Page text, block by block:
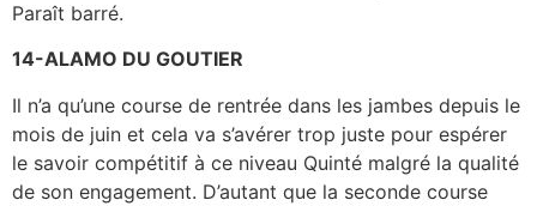
Paraît barré.
14-ALAMO DU GOUTIER
Il n’a qu’une course de rentrée dans les jambes depuis le
mois de juin et cela va s’avérer trop juste pour espérer
le savoir compétitif à ce niveau Quinté malgré la qualité
de son engagement. D’autant que la seconde course